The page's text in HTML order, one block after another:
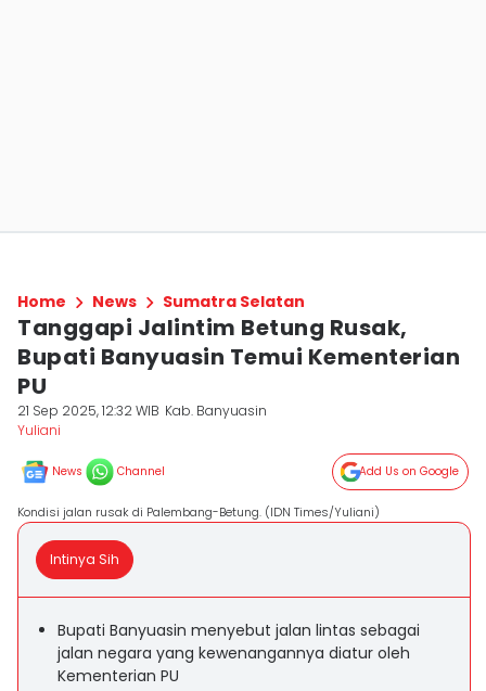
Home News Sumatra Selatan
Tanggapi Jalintim Betung Rusak,
Bupati Banyuasin Temui Kementerian
PU
21 Sep 2025, 12:32 WIB Kab. Banyuasin
Yuliani
News Channel Add Us on Google
Kondisi jalan rusak di Palembang-Betung. (IDN Times/Yuliani)
Intinya Sih
Bupati Banyuasin menyebut jalan lintas sebagai
jalan negara yang kewenangannya diatur oleh
Kementerian PU